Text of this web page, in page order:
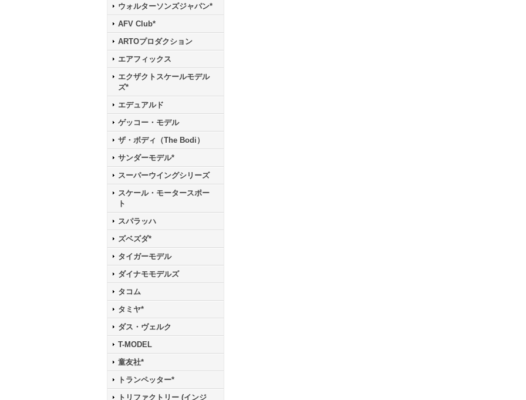
ウォルターソンズジャパン*
AFV Club*
ARTOプロダクション
エアフィックス
エクザクトスケールモデル
ズ*
エデュアルド
ゲッコー・モデル
ザ・ボディ（The Bodi）
サンダーモデル*
スーパーウイングシリーズ
スケール・モータースポー
ト
スパラッハ
ズベズダ*
タイガーモデル
ダイナモモデルズ
タコム
タミヤ*
ダス・ヴェルク
T-MODEL
童友社*
トランペッター*
トリファクトリー (インジ